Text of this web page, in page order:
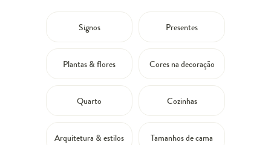
Signos Presentes
Plantas & flores Cores na decoração
Quarto Cozinhas
Arquitetura & estilos Tamanhos de cama